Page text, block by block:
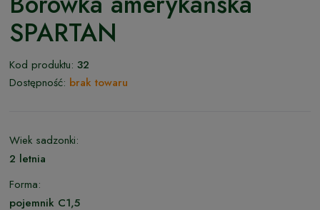
SPARTAN
Kod produktu: 32
Dostępność: brak towaru
Wiek sadzonki:
2 letnia
Forma:
pojemnik C1,5